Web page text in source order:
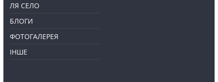
ЛЯ СЕЛО
БЛОГИ
ФОТОГАЛЕРЕЯ
ІНШЕ